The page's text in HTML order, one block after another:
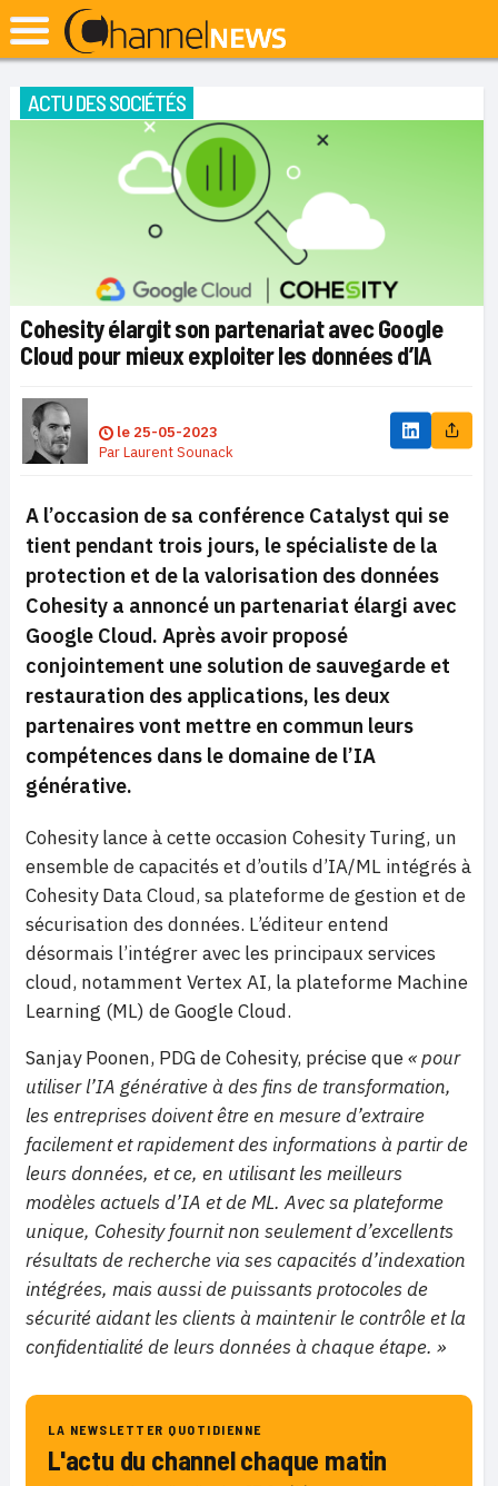
ACTU DES SOCIÉTÉS
Cohesity élargit son partenariat avec Google
Cloud pour mieux exploiter les données d’IA
le 25-05-2023
ParLaurent Sounack
A l’occasion de sa conférence Catalyst qui se
tient pendant trois jours, le spécialiste de la
protection et de la valorisation des données
Cohesity a annoncé un partenariat élargi avec
Google Cloud. Après avoir proposé
conjointement une solution de sauvegarde et
restauration des applications, les deux
partenaires vont mettre en commun leurs
compétences dans le domaine de l’IA
générative.
Cohesity lance à cette occasion Cohesity Turing, un
ensemble de capacités et d’outils d’IA/ML intégrés à
Cohesity Data Cloud, sa plateforme de gestion et de
sécurisation des données. L’éditeur entend
désormais l’intégrer avec les principaux services
cloud, notamment Vertex AI, la plateforme Machine
Learning (ML) de Google Cloud.
Sanjay Poonen, PDG de Cohesity, précise que« pour
utiliser l’IA générative à des fins de transformation,
les entreprises doivent être en mesure d’extraire
facilement et rapidement des informations à partir de
leurs données, et ce, en utilisant les meilleurs
modèles actuels d’IA et de ML. Avec sa plateforme
unique, Cohesity fournit non seulement d’excellents
résultats de recherche via ses capacités d’indexation
intégrées, mais aussi de puissants protocoles de
sécurité aidant les clients à maintenir le contrôle et la
confidentialité de leurs données à chaque étape. »
LA NEWSLETTER QUOTIDIENNE
L'actu du channel chaque matin